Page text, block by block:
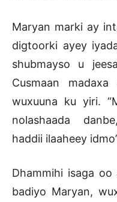
Maryan marki ay
digtoorki ayey
shubmayso u
Cusmaan
wuxuuna ku yiri.
nolashaada
haddii ilaaheey
Dhammihi isaga
badiyo Maryan,